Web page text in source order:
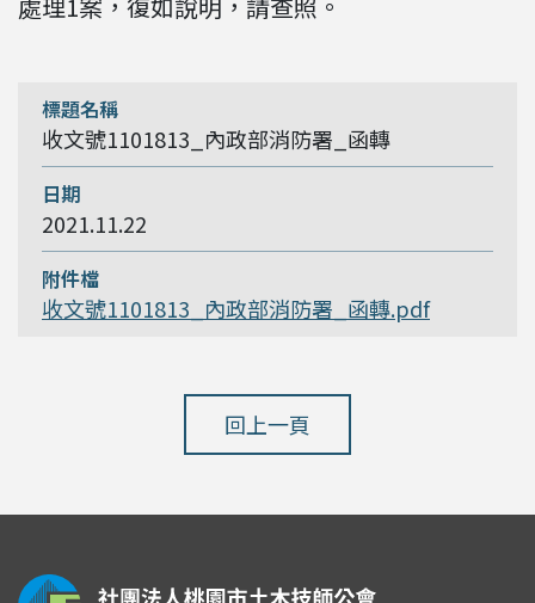
收文號1101813_內政部消防署_函轉
2021.11.22
收文號1101813_內政部消防署_函轉.pdf
回上一頁